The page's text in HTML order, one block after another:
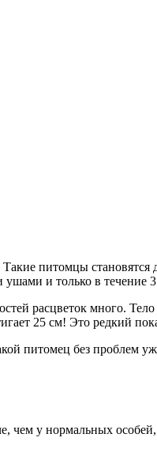
питомцы
и только в течение
расцветок много.
25 см! Это редкий
питомец без проблем
чем у нормальных